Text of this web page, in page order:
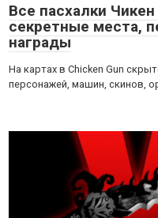
Все пасхалки
секретные места,
награды
На картах в Chicken Gun
персонажей, машин, скинов,